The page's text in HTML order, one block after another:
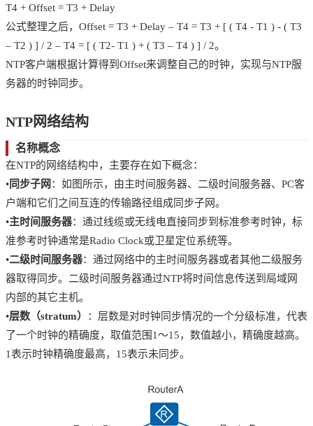
T4 + Offset = T3 + Delay
公式整理之后，Offset = T3 + Delay – T4 = T3 + [ ( T4 - T1 ) - ( T3
– T2 ) ] / 2 – T4 = [ ( T2- T1 ) + ( T3 – T4 ) ] / 2。
NTP客户端根据计算得到Offset来调整自己的时钟，实现与NTP服
务器的时钟同步。
NTP网络结构
名称概念
在NTP的网络结构中，主要存在如下概念：
•同步子网 ：如图所示，由主时间服务器、二级时间服务器、PC客
户端和它们之间互连的传输路径组成同步子网。
•主时间服务器：通过线缆或无线电直接同步到标准参考时钟，标
准参考时钟通常是Radio Clock或卫星定位系统等。
•二级时间服务器：通过网络中的主时间服务器或者其他二级服务
器取得同步。二级时间服务器通过NTP将时间信息传送到局域网
内部的其它主机。
•层数（stratum）
：层数是对时钟同步情况的一个分级标准，代表
了一个时钟的精确度，取值范围1～15，数值越小，精确度越高。
1表示时钟精确度最高，15表示未同步。